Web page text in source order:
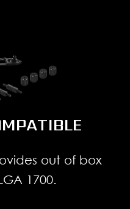
out of box
1700.